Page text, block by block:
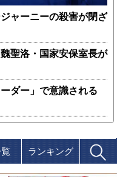
ャーニーの殺害が閉ざ
聖洛・国家安保室長が
ダー」で意識される
ランキング